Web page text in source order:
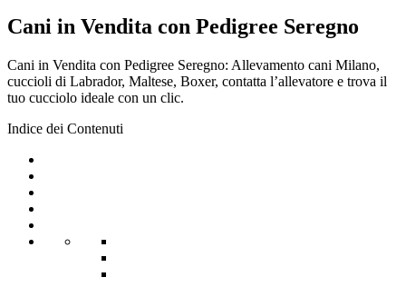
Cani in Vendita con Pedigree Seregno
Cani in Vendita con Pedigree Seregno: Allevamento cani Milano,
cuccioli di Labrador, Maltese, Boxer, contatta l’allevatore e trova il
tuo cucciolo ideale con un clic.
Indice dei Contenuti